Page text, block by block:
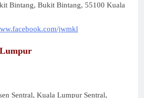
Bintang, Bukit Bintang, 55100 Kuala
jwmkl
Sentral, Kuala Lumpur Sentral,